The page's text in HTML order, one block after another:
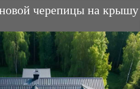
черепицы на крышу